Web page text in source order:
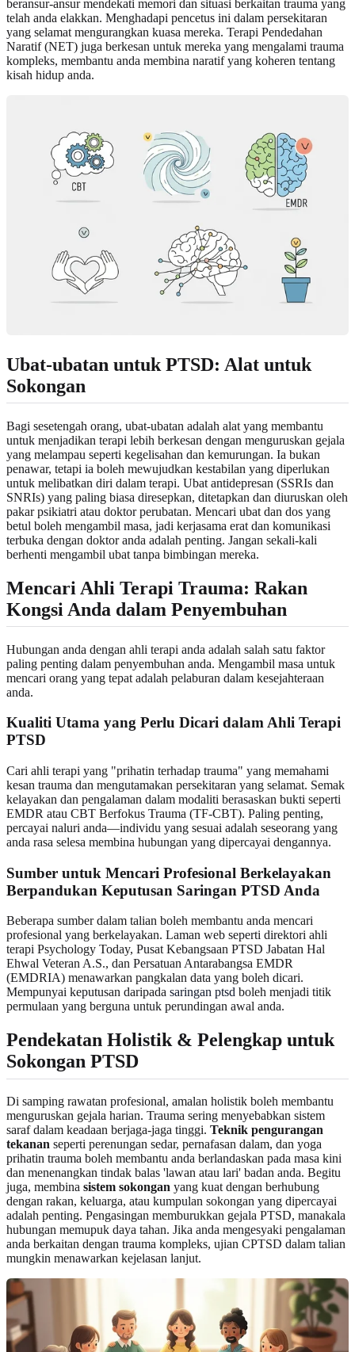
beransur-ansur mendekati memori dan situasi berkaitan trauma yang
telah anda elakkan. Menghadapi pencetus ini dalam persekitaran
yang selamat mengurangkan kuasa mereka. Terapi Pendedahan
Naratif (NET) juga berkesan untuk mereka yang mengalami trauma
kompleks, membantu anda membina naratif yang koheren tentang
kisah hidup anda.
Ubat-ubatan untuk PTSD: Alat untuk
Sokongan
Bagi sesetengah orang, ubat-ubatan adalah alat yang membantu
untuk menjadikan terapi lebih berkesan dengan menguruskan gejala
yang melampau seperti kegelisahan dan kemurungan. Ia bukan
penawar, tetapi ia boleh mewujudkan kestabilan yang diperlukan
untuk melibatkan diri dalam terapi. Ubat antidepresan (SSRIs dan
SNRIs) yang paling biasa diresepkan, ditetapkan dan diuruskan oleh
pakar psikiatri atau doktor perubatan. Mencari ubat dan dos yang
betul boleh mengambil masa, jadi kerjasama erat dan komunikasi
terbuka dengan doktor anda adalah penting. Jangan sekali-kali
berhenti mengambil ubat tanpa bimbingan mereka.
Mencari Ahli Terapi Trauma: Rakan
Kongsi Anda dalam Penyembuhan
Hubungan anda dengan ahli terapi anda adalah salah satu faktor
paling penting dalam penyembuhan anda. Mengambil masa untuk
mencari orang yang tepat adalah pelaburan dalam kesejahteraan
anda.
Kualiti Utama yang Perlu Dicari dalam Ahli Terapi
PTSD
Cari ahli terapi yang "prihatin terhadap trauma" yang memahami
kesan trauma dan mengutamakan persekitaran yang selamat. Semak
kelayakan dan pengalaman dalam modaliti berasaskan bukti seperti
EMDR atau CBT Berfokus Trauma (TF-CBT). Paling penting,
percayai naluri anda—individu yang sesuai adalah seseorang yang
anda rasa selesa membina hubungan yang dipercayai dengannya.
Sumber untuk Mencari Profesional Berkelayakan
Berpandukan Keputusan Saringan PTSD Anda
Beberapa sumber dalam talian boleh membantu anda mencari
profesional yang berkelayakan. Laman web seperti direktori ahli
terapi Psychology Today, Pusat Kebangsaan PTSD Jabatan Hal
Ehwal Veteran A.S., dan Persatuan Antarabangsa EMDR
(EMDRIA) menawarkan pangkalan data yang boleh dicari.
Mempunyai keputusan daripada saringan ptsd boleh menjadi titik
permulaan yang berguna untuk perundingan awal anda.
Pendekatan Holistik & Pelengkap untuk
Sokongan PTSD
Di samping rawatan profesional, amalan holistik boleh membantu
menguruskan gejala harian. Trauma sering menyebabkan sistem
saraf dalam keadaan berjaga-jaga tinggi. Teknik pengurangan
tekanan seperti perenungan sedar, pernafasan dalam, dan yoga
prihatin trauma boleh membantu anda berlandaskan pada masa kini
dan menenangkan tindak balas 'lawan atau lari' badan anda. Begitu
juga, membina sistem sokongan yang kuat dengan berhubung
dengan rakan, keluarga, atau kumpulan sokongan yang dipercayai
adalah penting. Pengasingan memburukkan gejala PTSD, manakala
hubungan memupuk daya tahan. Jika anda mengesyaki pengalaman
anda berkaitan dengan trauma kompleks, ujian CPTSD dalam talian
mungkin menawarkan kejelasan lanjut.